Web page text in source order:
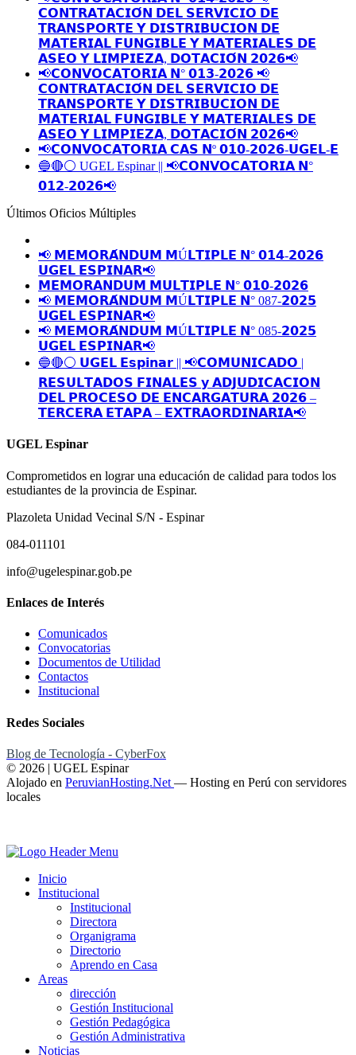
𝗖𝗢𝗡𝗧𝗥𝗔𝗧𝗔𝗖𝗜𝗢́𝗡 𝗗𝗘𝗟 𝗦𝗘𝗥𝗩𝗜𝗖𝗜𝗢 𝗗𝗘
𝗧𝗥𝗔𝗡𝗦𝗣𝗢𝗥𝗧𝗘 𝗬 𝗗𝗜𝗦𝗧𝗥𝗜𝗕𝗨𝗖𝗜𝗢𝗡 𝗗𝗘
𝗠𝗔𝗧𝗘𝗥𝗜𝗔𝗟 𝗙𝗨𝗡𝗚𝗜𝗕𝗟𝗘 𝗬 𝗠𝗔𝗧𝗘𝗥𝗜𝗔𝗟𝗘𝗦 𝗗𝗘
𝗔𝗦𝗘𝗢 𝗬 𝗟𝗜𝗠𝗣𝗜𝗘𝗭𝗔, 𝗗𝗢𝗧𝗔𝗖𝗜𝗢́𝗡 𝟮𝟬𝟮𝟲📢
📢𝗖𝗢𝗡𝗩𝗢𝗖𝗔𝗧𝗢𝗥𝗜𝗔 𝗡° 𝟬𝟭𝟯-𝟮𝟬𝟮𝟲 📢
𝗖𝗢𝗡𝗧𝗥𝗔𝗧𝗔𝗖𝗜𝗢́𝗡 𝗗𝗘𝗟 𝗦𝗘𝗥𝗩𝗜𝗖𝗜𝗢 𝗗𝗘
𝗧𝗥𝗔𝗡𝗦𝗣𝗢𝗥𝗧𝗘 𝗬 𝗗𝗜𝗦𝗧𝗥𝗜𝗕𝗨𝗖𝗜𝗢𝗡 𝗗𝗘
𝗠𝗔𝗧𝗘𝗥𝗜𝗔𝗟 𝗙𝗨𝗡𝗚𝗜𝗕𝗟𝗘 𝗬 𝗠𝗔𝗧𝗘𝗥𝗜𝗔𝗟𝗘𝗦 𝗗𝗘
𝗔𝗦𝗘𝗢 𝗬 𝗟𝗜𝗠𝗣𝗜𝗘𝗭𝗔, 𝗗𝗢𝗧𝗔𝗖𝗜𝗢́𝗡 𝟮𝟬𝟮𝟲📢
📢𝗖𝗢𝗡𝗩𝗢𝗖𝗔𝗧𝗢𝗥𝗜𝗔 𝗖𝗔𝗦 𝗡º 𝟬𝟭𝟬-𝟮𝟬𝟮𝟲-𝗨𝗚𝗘𝗟-𝗘
🔵🔴⚪️ UGEL Espinar || 📢𝗖𝗢𝗡𝗩𝗢𝗖𝗔𝗧𝗢𝗥𝗜𝗔 𝗡°
𝟬𝟭𝟮-𝟮𝟬𝟮𝟲📢
Últimos Oficios Múltiples
📢 𝗠𝗘𝗠𝗢𝗥𝗔́𝗡𝗗𝗨𝗠 𝗠Ú𝗟𝗧𝗜𝗣𝗟𝗘 𝗡° 𝟬𝟭𝟰-𝟮𝟬𝟮𝟲
𝗨𝗚𝗘𝗟 𝗘𝗦𝗣𝗜𝗡𝗔𝗥📢
𝗠𝗘𝗠𝗢𝗥𝗔𝗡𝗗𝗨𝗠 𝗠𝗨𝗟𝗧𝗜𝗣𝗟𝗘 𝗡° 𝟬𝟭𝟬-𝟮𝟬𝟮𝟲
📢 𝗠𝗘𝗠𝗢𝗥𝗔́𝗡𝗗𝗨𝗠 𝗠Ú𝗟𝗧𝗜𝗣𝗟𝗘 𝗡° 087-𝟮𝟬𝟮𝟱
𝗨𝗚𝗘𝗟 𝗘𝗦𝗣𝗜𝗡𝗔𝗥📢
📢 𝗠𝗘𝗠𝗢𝗥𝗔́𝗡𝗗𝗨𝗠 𝗠Ú𝗟𝗧𝗜𝗣𝗟𝗘 𝗡° 085-𝟮𝟬𝟮𝟱
𝗨𝗚𝗘𝗟 𝗘𝗦𝗣𝗜𝗡𝗔𝗥📢
🔵🔴⚪️ 𝗨𝗚𝗘𝗟 𝗘𝘀𝗽𝗶𝗻𝗮𝗿 || 📢𝗖𝗢𝗠𝗨𝗡𝗜𝗖𝗔𝗗𝗢 |
𝗥𝗘𝗦𝗨𝗟𝗧𝗔𝗗𝗢𝗦 𝗙𝗜𝗡𝗔𝗟𝗘𝗦 𝘆 𝗔𝗗𝗝𝗨𝗗𝗜𝗖𝗔𝗖𝗜𝗢𝗡
𝗗𝗘𝗟 𝗣𝗥𝗢𝗖𝗘𝗦𝗢 𝗗𝗘 𝗘𝗡𝗖𝗔𝗥𝗚𝗔𝗧𝗨𝗥𝗔 𝟮𝟬𝟮𝟲 –
𝗧𝗘𝗥𝗖𝗘𝗥𝗔 𝗘𝗧𝗔𝗣𝗔 – 𝗘𝗫𝗧𝗥𝗔𝗢𝗥𝗗𝗜𝗡𝗔𝗥𝗜𝗔📢
UGEL Espinar
Comprometidos en lograr una educación de calidad para todos los
estudiantes de la provincia de Espinar.
Plazoleta Unidad Vecinal S/N - Espinar
084-011101
info@ugelespinar.gob.pe
Enlaces de Interés
Comunicados
Convocatorias
Documentos de Utilidad
Contactos
Institucional
Redes Sociales
Blog de Tecnología - CyberFox
© 2026 | UGEL Espinar
Alojado en PeruvianHosting.Net — Hosting en Perú con servidores
locales
Inicio
Institucional
Institucional
Directora
Organigrama
Directorio
Aprendo en Casa
Areas
dirección
Gestión Institucional
Gestión Pedagógica
Gestión Administrativa
Noticias